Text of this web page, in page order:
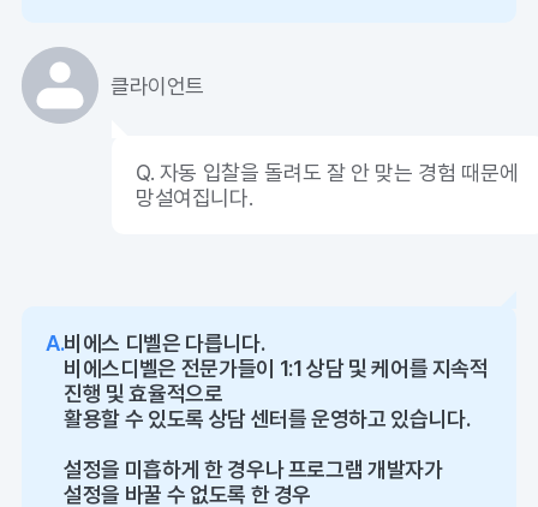
클라이언트
Q. 자동 입찰을 돌려도 잘 안 맞는 경험 때문에
망설여집니다.
A.비에스 디벨은 다릅니다.
비에스디벨은 전문가들이 1:1 상담 및 케어를 지속적
진행 및 효율적으로
활용할 수 있도록 상담 센터를 운영하고 있습니다.
설정을 미흡하게 한 경우나 프로그램 개발자가
설정을 바꿀 수 없도록 한 경우